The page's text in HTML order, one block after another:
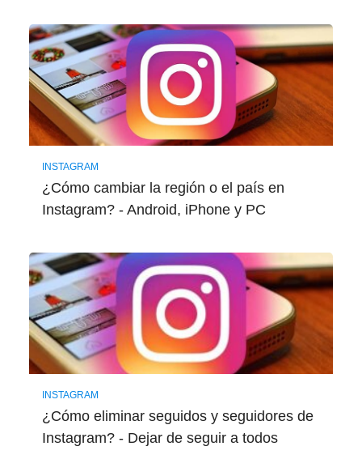
INSTAGRAM
¿Cómo cambiar la región o el país en
Instagram? - Android, iPhone y PC
INSTAGRAM
¿Cómo eliminar seguidos y seguidores de
Instagram? - Dejar de seguir a todos